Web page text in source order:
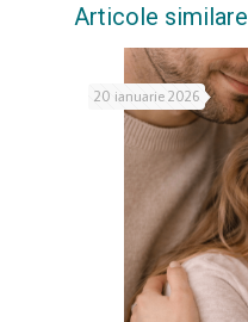
Articole similare
20 ianuarie 2026